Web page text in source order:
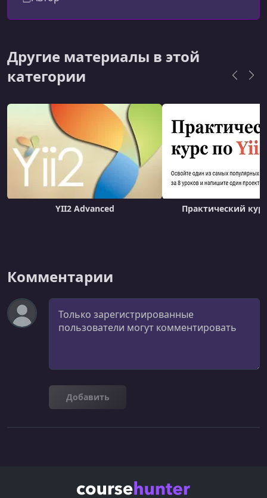
Другие материалы в этой
категории
YII2 Advanced Практический
Комментарии
Комментарий
Добавить